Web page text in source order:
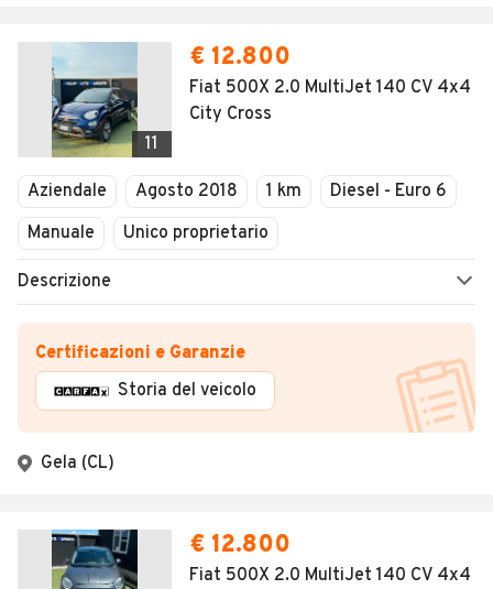
11
€ 12.800
Fiat 500X 2.0 MultiJet 140 CV 4x4
City Cross
Aziendale Agosto 2018 1 km
Diesel - Euro 6
Manuale
Unico proprietario
Descrizione
Certificazioni e Garanzie
Storia del veicolo
Gela (CL)
€ 12.800
Fiat 500X 2.0 MultiJet 140 CV 4x4